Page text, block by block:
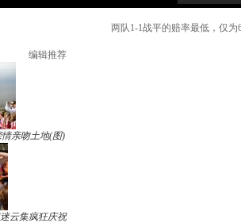
两队1-1战平的赔率最低，仅为
编辑推荐
亲吻土地(图)
云集疯狂庆祝